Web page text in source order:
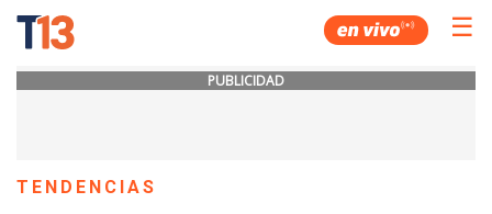
☰
PUBLICIDAD
TENDENCIAS